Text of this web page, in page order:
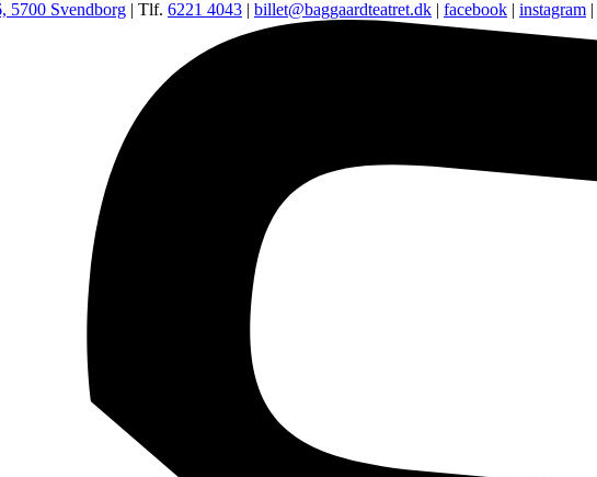
5700 Svendborg | Tlf. 6221 4043 | billet@baggaardteatret.dk | facebook | instagram |